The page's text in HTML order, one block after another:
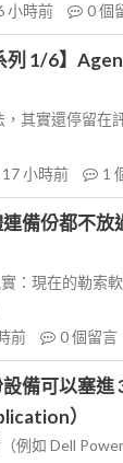
小時前 0個
列 1/6】
其實還停留在
17 小時前 1
備份都不放
：現在的勒索
前 0個留言
備可以塞進
）
例如 Dell